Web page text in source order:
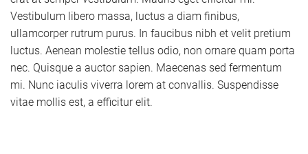
Vestibulum libero massa, luctus a diam finibus,
ullamcorper rutrum purus. In faucibus nibh et velit pretium
luctus. Aenean molestie tellus odio, non ornare quam porta
nec. Quisque a auctor sapien. Maecenas sed fermentum
mi. Nunc iaculis viverra lorem at convallis. Suspendisse
vitae mollis est, a efficitur elit.